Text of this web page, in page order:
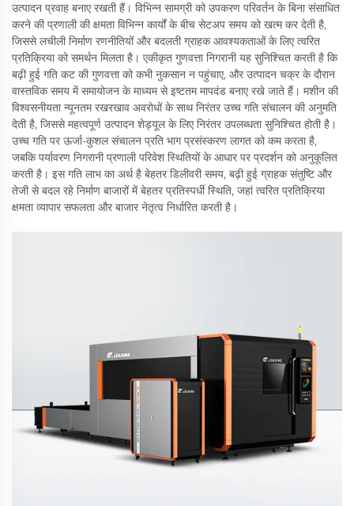
उत्पादन प्रवाह बनाए रखती हैं। विभिन्न सामग्री को उपकरण परिवर्तन के बिना संसाधित
करने की प्रणाली की क्षमता विभिन्न कार्यों के बीच सेटअप समय को खत्म कर देती है,
जिससे लचीली निर्माण रणनीतियों और बदलती ग्राहक आवश्यकताओं के लिए त्वरित
प्रतिक्रिया को समर्थन मिलता है। एकीकृत गुणवत्ता निगरानी यह सुनिश्चित करती है कि
बढ़ी हुई गति कट की गुणवत्ता को कभी नुकसान न पहुंचाए, और उत्पादन चक्र के दौरान
वास्तविक समय में समायोजन के माध्यम से इष्टतम मापदंड बनाए रखे जाते हैं। मशीन की
विश्वसनीयता न्यूनतम रखरखाव अवरोधों के साथ निरंतर उच्च गति संचालन की अनुमति
देती है, जिससे महत्वपूर्ण उत्पादन शेड्यूल के लिए निरंतर उपलब्धता सुनिश्चित होती है।
उच्च गति पर ऊर्जा-कुशल संचालन प्रति भाग प्रसंस्करण लागत को कम करता है,
जबकि पर्यावरण निगरानी प्रणाली परिवेश स्थितियों के आधार पर प्रदर्शन को अनुकूलित
करती है। इस गति लाभ का अर्थ है बेहतर डिलीवरी समय, बढ़ी हुई ग्राहक संतुष्टि और
तेजी से बदल रहे निर्माण बाजारों में बेहतर प्रतिस्पर्धी स्थिति, जहां त्वरित प्रतिक्रिया
क्षमता व्यापार सफलता और बाजार नेतृत्व निर्धारित करती है।